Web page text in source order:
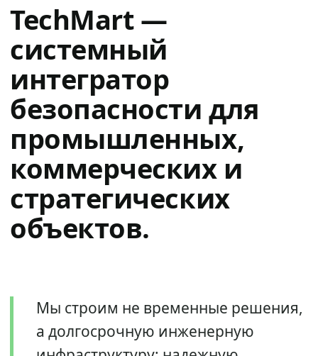
TechMart —
системный
интегратор
безопасности для
промышленных,
коммерческих и
стратегических
объектов.
Мы строим не временные решения,
а долгосрочную инженерную